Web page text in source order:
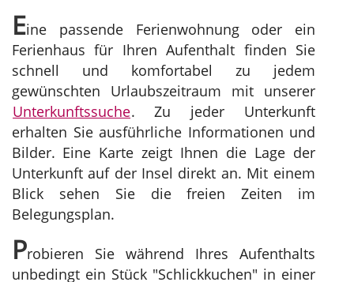
Eine passende Ferienwohnung oder ein
Ferienhaus für Ihren Aufenthalt finden Sie
schnell und komfortabel zu jedem
gewünschten Urlaubszeitraum mit unserer
Unterkunftssuche. Zu jeder Unterkunft
erhalten Sie ausführliche Informationen und
Bilder. Eine Karte zeigt Ihnen die Lage der
Unterkunft auf der Insel direkt an. Mit einem
Blick sehen Sie die freien Zeiten im
Belegungsplan.
Probieren Sie während Ihres Aufenthalts
unbedingt ein Stück "Schlickkuchen" in einer